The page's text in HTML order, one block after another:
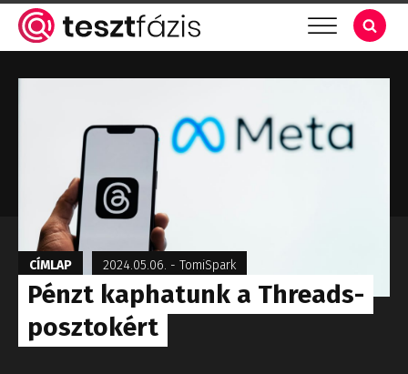
CÍMLAP 2024.05.06. - TomiSpark
Pénzt kaphatunk a Threads-
posztokért